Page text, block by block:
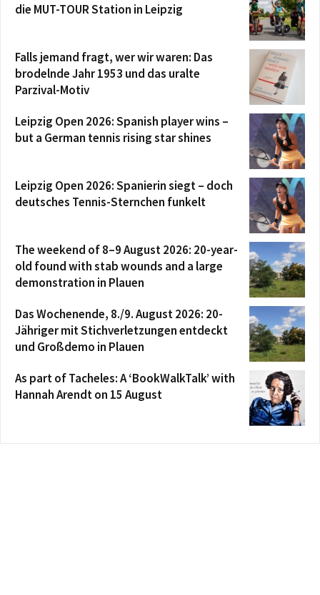
die MUT-TOUR Station in Leipzig
Falls jemand fragt, wer wir waren: Das
brodelnde Jahr 1953 und das uralte
Parzival-Motiv
Leipzig Open 2026: Spanish player wins –
but a German tennis rising star shines
Leipzig Open 2026: Spanierin siegt – doch
deutsches Tennis-Sternchen funkelt
The weekend of 8–9 August 2026: 20-year-
old found with stab wounds and a large
demonstration in Plauen
Das Wochenende, 8./9. August 2026: 20-
Jähriger mit Stichverletzungen entdeckt
und Großdemo in Plauen
As part of Tacheles: A ‘BookWalkTalk’ with
Hannah Arendt on 15 August